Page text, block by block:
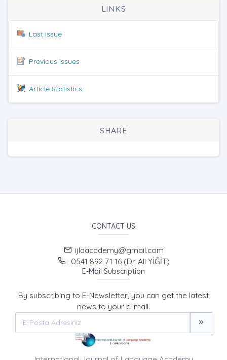
LINKS
Last issue
Previous issues
Article Statistics
SHARE
CONTACT US
ijlaacademy@gmail.com
0541 892 71 16 (Dr. Ali YİĞİT)
E-Mail Subscription
By subscribing to E-Newsletter, you can get the latest
news to your e-mail.